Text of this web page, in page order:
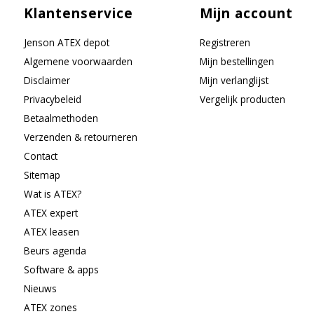
Klantenservice
Jenson ATEX depot
Algemene voorwaarden
Disclaimer
Privacybeleid
Betaalmethoden
Verzenden & retourneren
Contact
Sitemap
Wat is ATEX?
ATEX expert
ATEX leasen
Beurs agenda
Software & apps
Nieuws
ATEX zones
Mijn account
Registreren
Mijn bestellingen
Mijn verlanglijst
Vergelijk producten